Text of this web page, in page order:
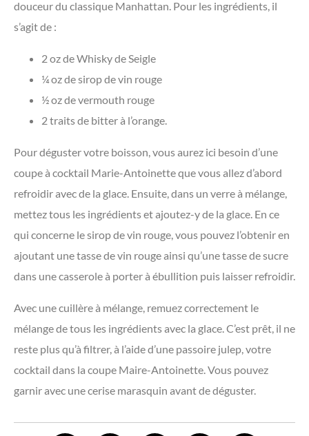
douceur du classique Manhattan. Pour les ingrédients, il
s’agit de :
2 oz de Whisky de Seigle
¼ oz de sirop de vin rouge
½ oz de vermouth rouge
2 traits de bitter à l’orange.
Pour déguster votre boisson, vous aurez ici besoin d’une
coupe à cocktail Marie-Antoinette que vous allez d’abord
refroidir avec de la glace. Ensuite, dans un verre à mélange,
mettez tous les ingrédients et ajoutez-y de la glace. En ce
qui concerne le sirop de vin rouge, vous pouvez l’obtenir en
ajoutant une tasse de vin rouge ainsi qu’une tasse de sucre
dans une casserole à porter à ébullition puis laisser refroidir.
Avec une cuillère à mélange, remuez correctement le
mélange de tous les ingrédients avec la glace. C’est prêt, il ne
reste plus qu’à filtrer, à l’aide d’une passoire julep, votre
cocktail dans la coupe Maire-Antoinette. Vous pouvez
garnir avec une cerise marasquin avant de déguster.